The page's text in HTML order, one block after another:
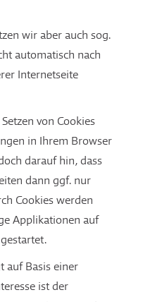
wir aber auch sog.
automatisch nach
Internetseite
von Cookies
in Ihrem Browser
darauf hin, dass
dann ggf. nur
Cookies werden
Applikationen auf
auf Basis einer
ist der